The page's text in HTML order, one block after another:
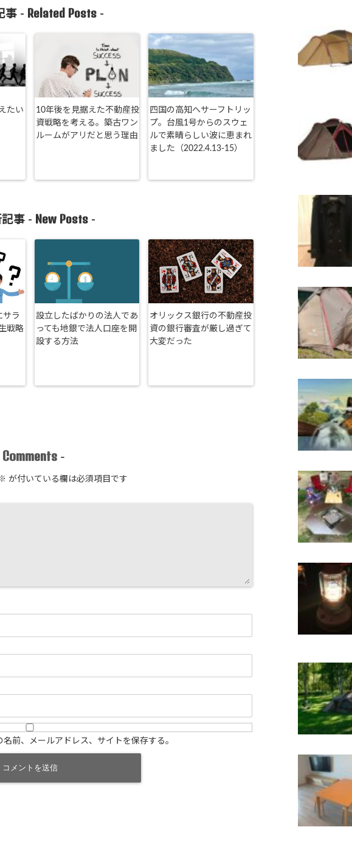
事 - Related Posts-
たい
10年後を見据えた不動産投
資戦略を考える。築古ワン
ルームがアリだと思う理由
四国の高知へサーフトリッ
プ。台風1号からのスウェ
ルで素晴らしい波に恵まれ
ました（2022.4.13-15）
事 - New Posts -
サラ
戦略
設立したばかりの法人であ
っても地銀で法人口座を開
設する方法
オリックス銀行の不動産投
資の銀行審査が厳し過ぎて
大変だった
Comments -
が付いている欄は必須項目です
前、メールアドレス、サイトを保存する。